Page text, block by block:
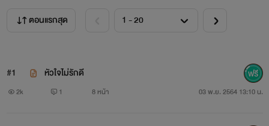
ตอนแรกสุด
#1 หัวใจไม่รักดี
2k 1 8 หน้า 03 พ.ย. 2564 13:10 น.